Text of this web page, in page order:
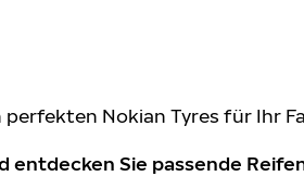
perfekten Nokian Tyres für Ihr
entdecken Sie passende